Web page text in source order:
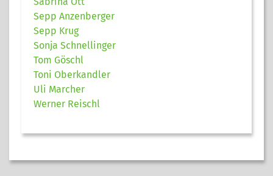
Sepp Anzenberger
Sepp Krug
Sonja Schnellinger
Tom Göschl
Toni Oberkandler
Uli Marcher
Werner Reischl